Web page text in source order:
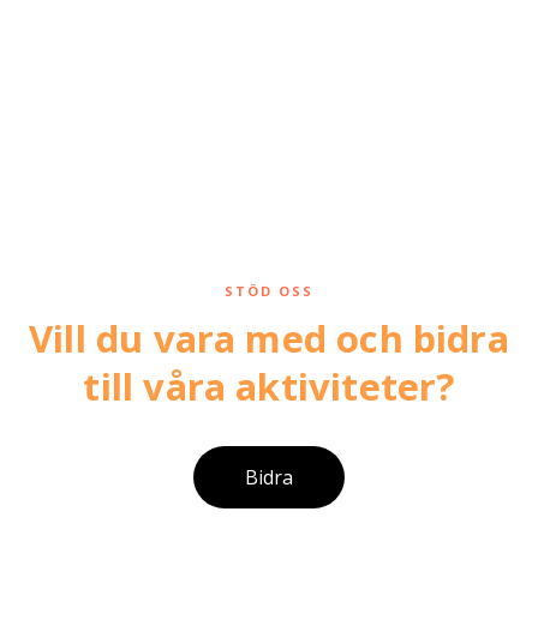
STÖD OSS
Vill du vara med och bidra
till våra aktiviteter?
Bidra